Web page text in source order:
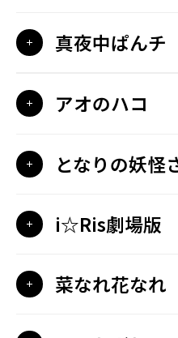
真夜中ぱんチ
アオのハコ
となりの妖怪
i☆Ris劇場版
菜なれ花なれ